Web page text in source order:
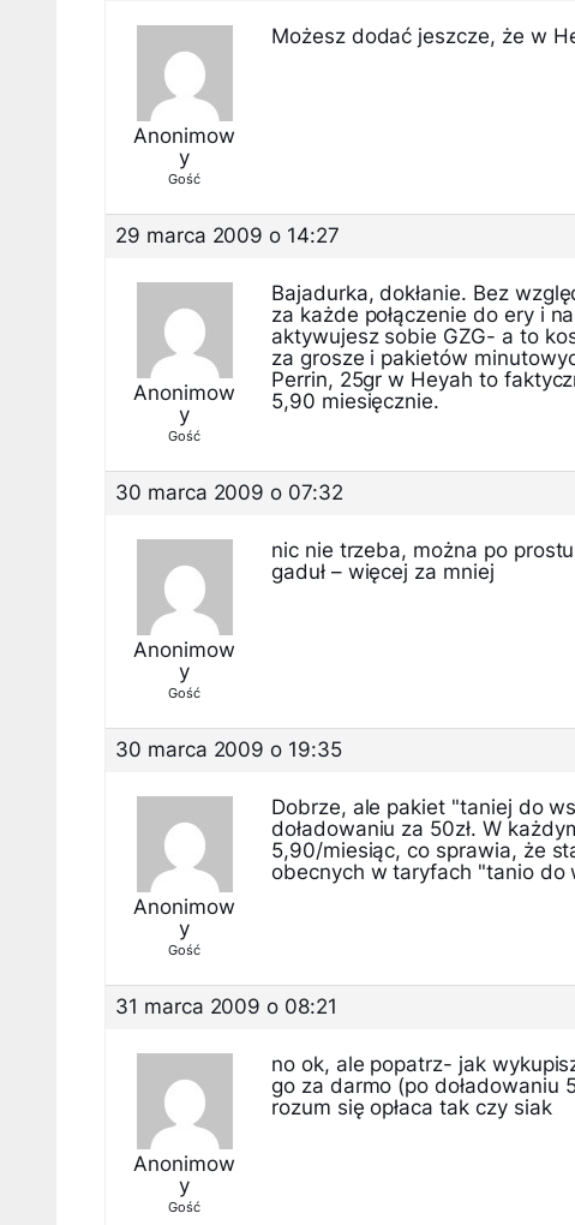
Anonimow
y
Gość
Możesz dodać jeszcze, że w
29 marca 2009 o 14:27
Anonimow
y
Gość
Bajadurka, dokłanie. Bez
za każde połączenie do ery i
aktywujesz sobie GZG- a to
za grosze i pakietów
Perrin, 25gr w Heyah to
5,90 miesięcznie.
30 marca 2009 o 07:32
Anonimow
y
Gość
nic nie trzeba, można po
gaduł – więcej za mniej
30 marca 2009 o 19:35
Anonimow
y
Gość
Dobrze, ale pakiet "taniej do
doładowaniu za 50zł. W
5,90/miesiąc, co sprawia, że
obecnych w taryfach "tanio do
31 marca 2009 o 08:21
Anonimow
y
Gość
no ok, ale popatrz- jak
go za darmo (po doładowaniu
rozum się opłaca tak czy siak